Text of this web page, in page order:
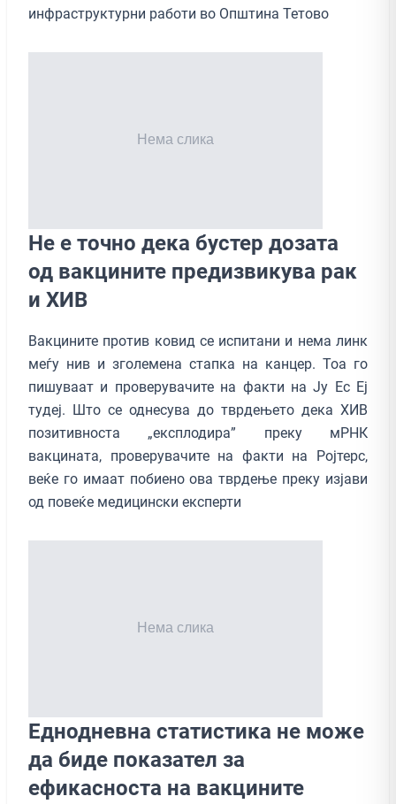
инфраструктурни работи во Општина Тетово
Не е точно дека бустер дозата
од вакцините предизвикува рак
и ХИВ
Вакцините против ковид се испитани и нема линк
меѓу нив и зголемена стапка на канцер. Тоа го
пишуваат и проверувачите на факти на Ју Ес Еј
тудеј. Што се однесува до тврдењето дека ХИВ
позитивноста „експлодира” преку мРНК
вакцината, проверувачите на факти на Ројтерс,
веќе го имаат побиено ова тврдење преку изјави
од повеќе медицински експерти
Еднодневна статистика не може
да биде показател за
ефикасноста на вакцините